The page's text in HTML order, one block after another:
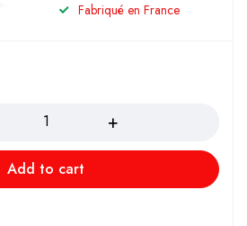
Fabriqué en France
Add to cart